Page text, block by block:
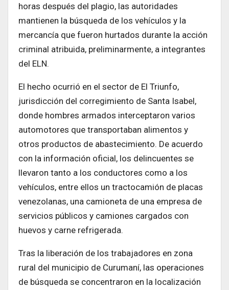
horas después del plagio, las autoridades
mantienen la búsqueda de los vehículos y la
mercancía que fueron hurtados durante la acción
criminal atribuida, preliminarmente, a integrantes
del ELN.
El hecho ocurrió en el sector de El Triunfo,
jurisdicción del corregimiento de Santa Isabel,
donde hombres armados interceptaron varios
automotores que transportaban alimentos y
otros productos de abastecimiento. De acuerdo
con la información oficial, los delincuentes se
llevaron tanto a los conductores como a los
vehículos, entre ellos un tractocamión de placas
venezolanas, una camioneta de una empresa de
servicios públicos y camiones cargados con
huevos y carne refrigerada.
Tras la liberación de los trabajadores en zona
rural del municipio de Curumaní, las operaciones
de búsqueda se concentraron en la localización